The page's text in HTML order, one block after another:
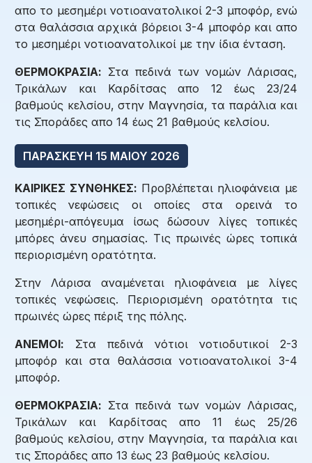
απο το μεσημέρι νοτιοανατολικοί 2-3 μποφόρ, ενώ
στα θαλάσσια αρχικά βόρειοι 3-4 μποφόρ και απο
το μεσημέρι νοτιοανατολικοί με την ίδια ένταση.
ΘΕΡΜΟΚΡΑΣΙΑ: Στα πεδινά των νομών Λάρισας,
Τρικάλων και Καρδίτσας απο 12 έως 23/24
βαθμούς κελσίου, στην Μαγνησία, τα παράλια και
τις Σποράδες απο 14 έως 21 βαθμούς κελσίου.
ΠΑΡΑΣΚΕΥΗ 15 ΜΑΙΟΥ 2026
ΚΑΙΡΙΚΕΣ ΣΥΝΘΗΚΕΣ: Προβλέπεται ηλιοφάνεια με
τοπικές νεφώσεις οι οποίες στα ορεινά το
μεσημέρι-απόγευμα ίσως δώσουν λίγες τοπικές
μπόρες άνευ σημασίας. Τις πρωινές ώρες τοπικά
περιορισμένη ορατότητα.
Στην Λάρισα αναμένεται ηλιοφάνεια με λίγες
τοπικές νεφώσεις. Περιορισμένη ορατότητα τις
πρωινές ώρες πέριξ της πόλης.
ΑΝΕΜΟΙ: Στα πεδινά νότιοι νοτιοδυτικοί 2-3
μποφόρ και στα θαλάσσια νοτιοανατολικοί 3-4
μποφόρ.
ΘΕΡΜΟΚΡΑΣΙΑ: Στα πεδινά των νομών Λάρισας,
Τρικάλων και Καρδίτσας απο 11 έως 25/26
βαθμούς κελσίου, στην Μαγνησία, τα παράλια και
τις Σποράδες απο 13 έως 23 βαθμούς κελσίου.